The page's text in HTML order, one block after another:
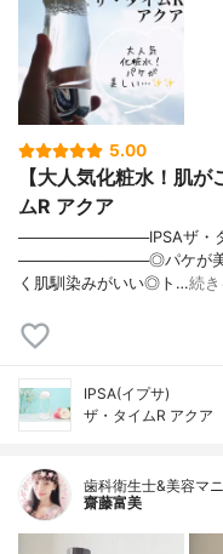
5.00
【大人気化粧水！肌
ムR アクア
────────────IPSAザ・
────────────◎パケが美
く肌馴染みがいい◎ト…続
IPSA(イプサ)
ザ・タイムR アクア
歯科衛生士&美容マ
齋藤富美